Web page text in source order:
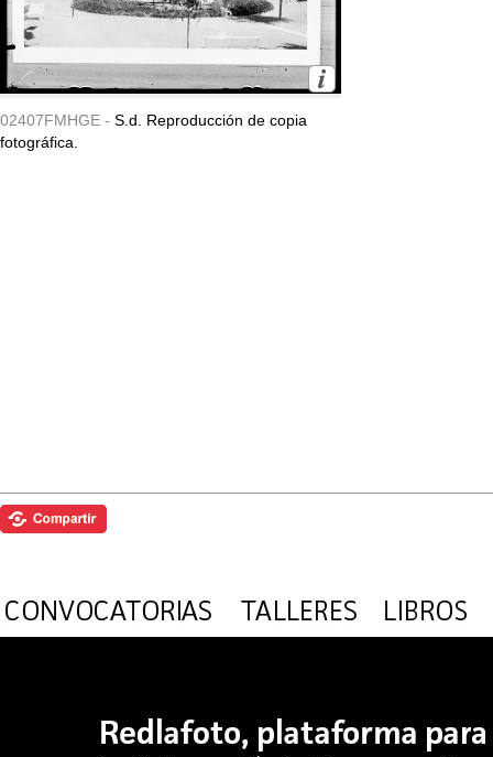
02407FMHGE - S.d. Reproducción de copia
fotográfica.